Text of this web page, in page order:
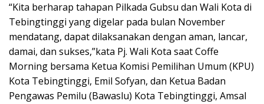
“Kita berharap tahapan Pilkada Gubsu dan Wali Kota di
Tebingtinggi yang digelar pada bulan November
mendatang, dapat dilaksanakan dengan aman, lancar,
damai, dan sukses,”kata Pj. Wali Kota saat Coffe
Morning bersama Ketua Komisi Pemilihan Umum (KPU)
Kota Tebingtinggi, Emil Sofyan, dan Ketua Badan
Pengawas Pemilu (Bawaslu) Kota Tebingtinggi, Amsal